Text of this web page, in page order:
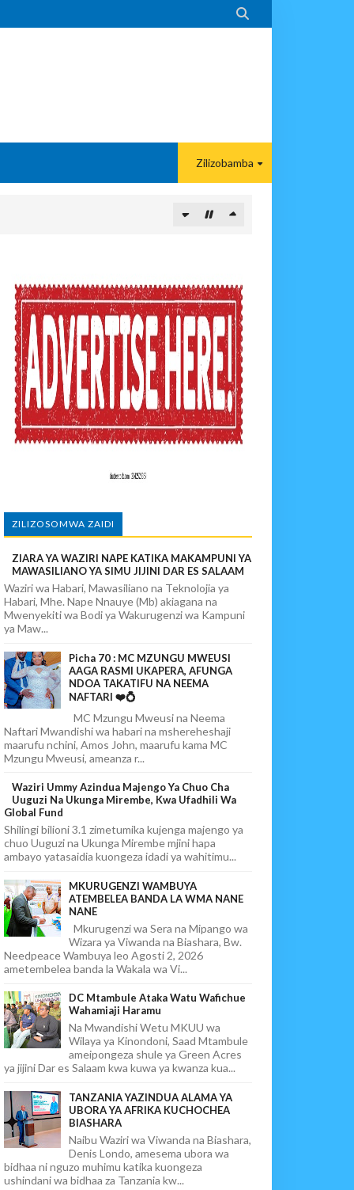

Zilizobamba
KIKUU CHA NISHATI YA MAFUTA
KWA VIJANA BBT
Usomaji Wa Viganja Ulipofichua Siri Na Njia Zangu Za
Mikosi Na Kushuhudia Tajiriba Ikirejea Nyumbani
Mimba Na Kufuta Machozi Yangu
ZILIZOSOMWA ZAIDI
ZIARA YA WAZIRI NAPE KATIKA MAKAMPUNI YA
MAWASILIANO YA SIMU JIJINI DAR ES SALAAM
Waziri wa Habari, Mawasiliano na Teknolojia ya
Habari, Mhe. Nape Nnauye (Mb) akiagana na
Mwenyekiti wa Bodi ya Wakurugenzi wa Kampuni
ya Maw...
Picha 70 : MC MZUNGU MWEUSI
AAGA RASMI UKAPERA, AFUNGA
NDOA TAKATIFU NA NEEMA
NAFTARI ❤️💍
MC Mzungu Mweusi na Neema
Naftari Mwandishi wa habari na mshereheshaji
maarufu nchini, Amos John, maarufu kama MC
Mzungu Mweusi, ameanza r...
Waziri Ummy Azindua Majengo Ya Chuo Cha
Uuguzi Na Ukunga Mirembe, Kwa Ufadhili Wa
Global Fund
Shilingi bilioni 3.1 zimetumika kujenga majengo ya
chuo Uuguzi na Ukunga Mirembe mjini hapa
ambayo yatasaidia kuongeza idadi ya wahitimu...
MKURUGENZI WAMBUYA
ATEMBELEA BANDA LA WMA NANE
NANE
Mkurugenzi wa Sera na Mipango wa
Wizara ya Viwanda na Biashara, Bw.
Needpeace Wambuya leo Agosti 2, 2026
ametembelea banda la Wakala wa Vi...
DC Mtambule Ataka Watu Wafichue
Wahamiaji Haramu
Na Mwandishi Wetu MKUU wa
Wilaya ya Kinondoni, Saad Mtambule
ameipongeza shule ya Green Acres
ya jijini Dar es Salaam kwa kuwa ya kwanza kua...
TANZANIA YAZINDUA ALAMA YA
UBORA YA AFRIKA KUCHOCHEA
BIASHARA
Naibu Waziri wa Viwanda na Biashara,
Denis Londo, amesema ubora wa
bidhaa ni nguzo muhimu katika kuongeza
ushindani wa bidhaa za Tanzania kw...